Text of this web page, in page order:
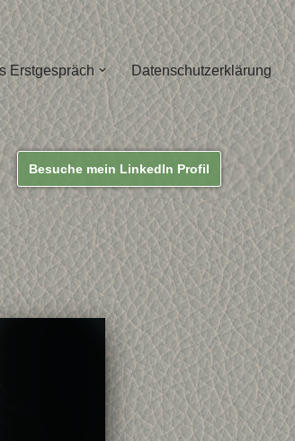
Erstgespräch Datenschutzerklärung
Besuche mein LinkedIn Profil